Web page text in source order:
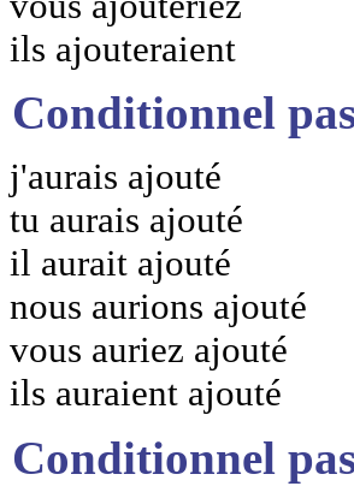
ils ajouteraient
Conditionnel
j'aurais ajouté
tu aurais ajouté
il aurait ajouté
nous aurions ajouté
vous auriez ajouté
ils auraient ajouté
Conditionnel